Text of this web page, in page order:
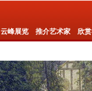
云峰展览 推介艺术家 欣